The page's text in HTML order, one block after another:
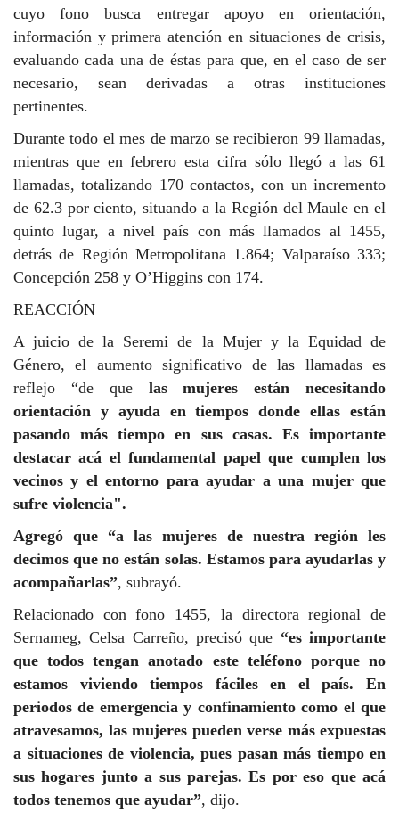
cuyo fono busca entregar apoyo en orientación,
información y primera atención en situaciones de crisis,
evaluando cada una de éstas para que, en el caso de ser
necesario, sean derivadas a otras instituciones
pertinentes.
Durante todo el mes de marzo se recibieron 99 llamadas,
mientras que en febrero esta cifra sólo llegó a las 61
llamadas, totalizando 170 contactos, con un incremento
de 62.3 por ciento, situando a la Región del Maule en el
quinto lugar, a nivel país con más llamados al 1455,
detrás de Región Metropolitana 1.864; Valparaíso 333;
Concepción 258 y O’Higgins con 174.
REACCIÓN
A juicio de la Seremi de la Mujer y la Equidad de
Género, el aumento significativo de las llamadas es
reflejo “de que las mujeres están necesitando
orientación y ayuda en tiempos donde ellas están
pasando más tiempo en sus casas. Es importante
destacar acá el fundamental papel que cumplen los
vecinos y el entorno para ayudar a una mujer que
sufre violencia".
Agregó que “a las mujeres de nuestra región les
decimos que no están solas. Estamos para ayudarlas y
acompañarlas”, subrayó.
Relacionado con fono 1455, la directora regional de
Sernameg, Celsa Carreño, precisó que “es importante
que todos tengan anotado este teléfono porque no
estamos viviendo tiempos fáciles en el país. En
periodos de emergencia y confinamiento como el que
atravesamos, las mujeres pueden verse más expuestas
a situaciones de violencia, pues pasan más tiempo en
sus hogares junto a sus parejas. Es por eso que acá
todos tenemos que ayudar”, dijo.